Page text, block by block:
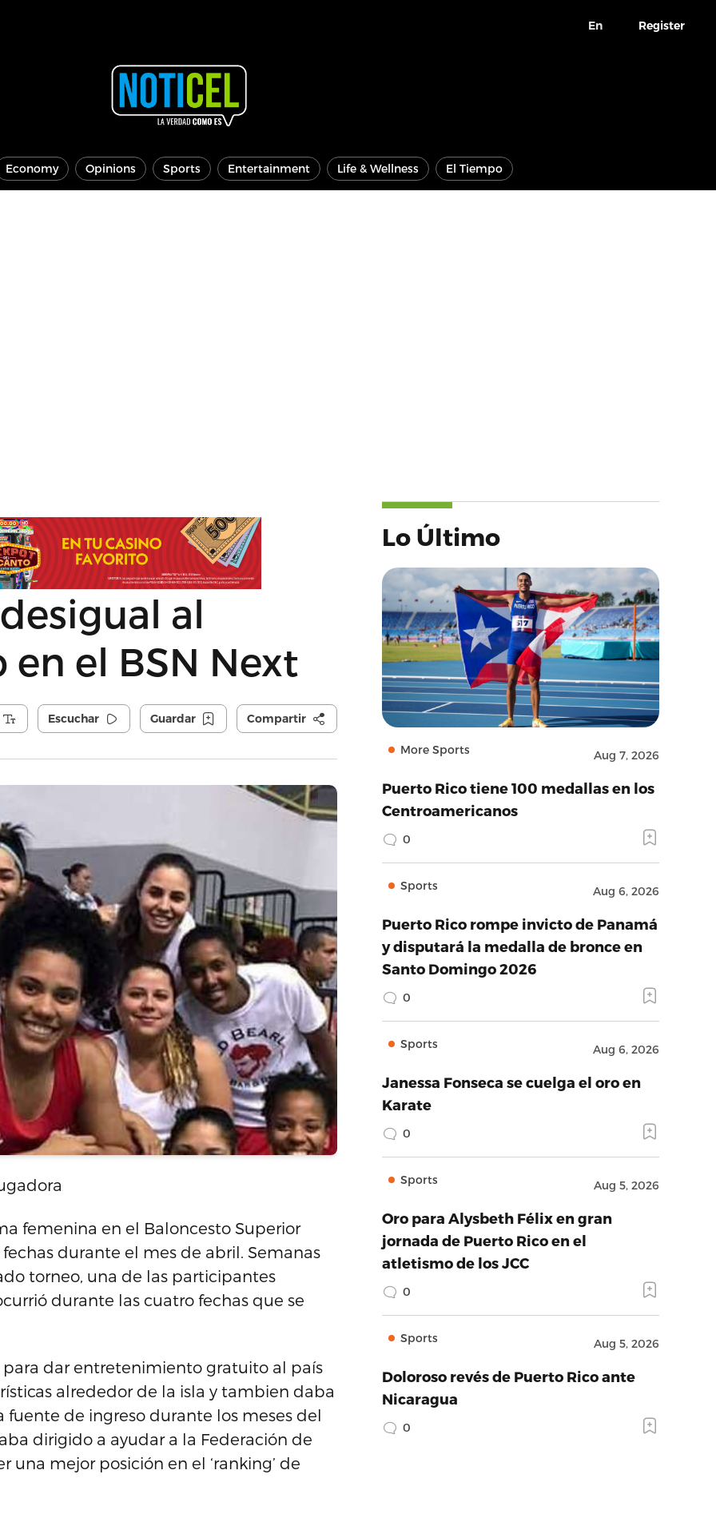
En Register
Economy Opinions Sports Entertainment Life & Wellness El Tiempo
al
el BSN Next
Escuchar Guardar Compartir
femenina en el Baloncesto Superior
durante el mes de abril. Semanas
torneo, una de las participantes
durante las cuatro fechas que se
dar entretenimiento gratuito al país
alrededor de la isla y tambien daba
de ingreso durante los meses del
dirigido a ayudar a la Federación de
una mejor posición en el ‘ranking’ de
Lo Último
More Sports Aug 7, 2026
Puerto Rico tiene 100 medallas en los
Centroamericanos
0
Sports Aug 6, 2026
Puerto Rico rompe invicto de Panamá
y disputará la medalla de bronce en
Santo Domingo 2026
0
Sports Aug 6, 2026
Janessa Fonseca se cuelga el oro en
Karate
0
Sports Aug 5, 2026
Oro para Alysbeth Félix en gran
jornada de Puerto Rico en el
atletismo de los JCC
0
Sports Aug 5, 2026
Doloroso revés de Puerto Rico ante
Nicaragua
0